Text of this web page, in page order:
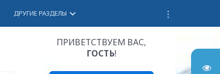
ДРУГИЕ РАЗДЕЛЫ keyboard_arrow_down
ПРИВЕТСТВУЕМ ВАС,
ГОСТЬ!